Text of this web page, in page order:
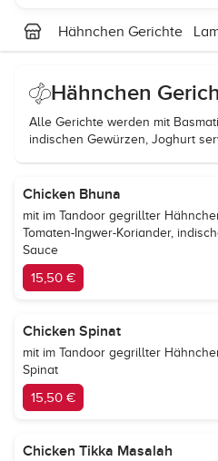
Hähnchen Gerichte
Hähnchen
Alle Gerichte werden mit
indischen Gewürzen, Joghurt
Chicken Bhuna
mit im Tandoor gegrillter
Tomaten-Ingwer-Koriander,
Sauce
15,50 €
Chicken Spinat
mit im Tandoor gegrillter
Spinat
15,50 €
Chicken Tikka Masalah